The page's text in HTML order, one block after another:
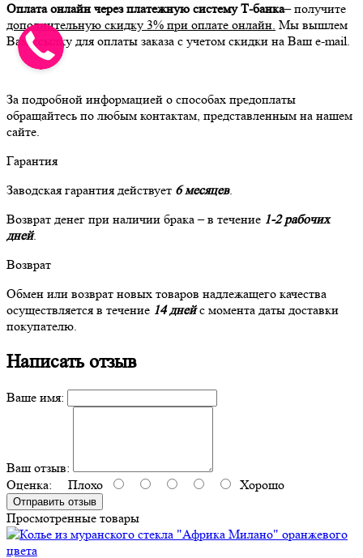
Оплата онлайн через платежную систему Т-банка– получите
дополнительную скидку 3% при оплате онлайн. Мы вышлем
Вам ссылку для оплаты заказа с учетом скидки на Ваш e-mail.
За подробной информацией о способах предоплаты
обращайтесь по любым контактам, представленным на нашем
сайте.
Гарантия
Заводская гарантия действует 6 месяцев.
Возврат денег при наличии брака – в течение 1-2 рабочих
дней.
Возврат
Обмен или возврат новых товаров надлежащего качества
осуществляется в течение 14 днейс момента даты доставки
покупателю.
Написать отзыв
Ваше имя:
Ваш отзыв:
Оценка: Плохо Хорошо
Отправить отзыв
Просмотренные товары